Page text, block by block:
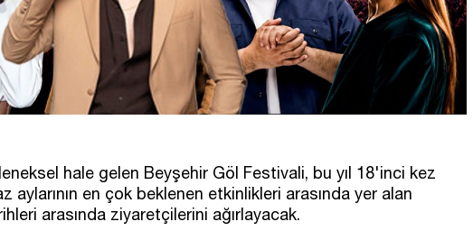
hale gelen Beyşehir Göl Festivali, bu yıl 18'inci kez
aylarının en çok beklenen etkinlikleri arasında yer alan
arasında ziyaretçilerini ağırlayacak.